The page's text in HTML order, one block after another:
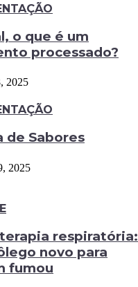
o que é um
processado?
2025
de Sabores
2025
respiratória:
novo para
fumou